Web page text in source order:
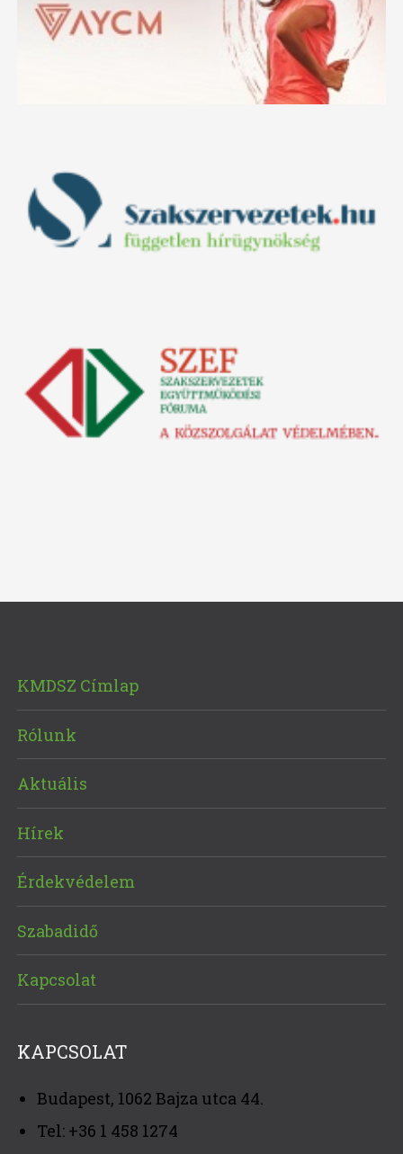
KMDSZ Címlap
Rólunk
Aktuális
Hírek
Érdekvédelem
Szabadidő
Kapcsolat
KAPCSOLAT
Budapest, 1062 Bajza utca 44.
Tel: +36 1 458 1274